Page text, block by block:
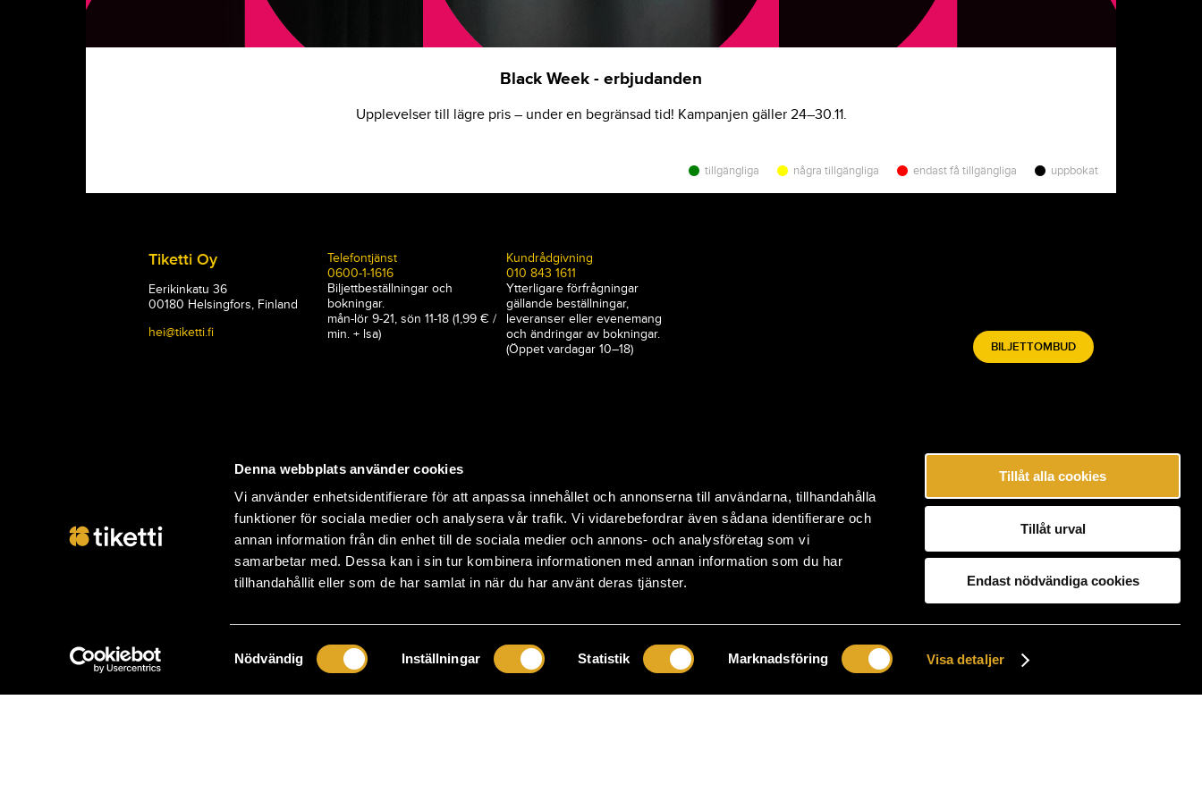
Denna webbplats använder cookies
Vi använder enhetsidentifierare för att anpassa innehållet och annonserna till användarna, tillhandahålla
funktioner för sociala medier och analysera vår trafik. Vi vidarebefordrar även sådana identifierare och
annan information från din enhet till de sociala medier och annons- och analysföretag som vi
samarbetar med. Dessa kan i sin tur kombinera informationen med annan information som du har
tillhandahållit eller som de har samlat in när du har använt deras tjänster.
Samtyckesval
Nödvändig Inställningar Statistik Marknadsföring Visa detaljer
Tillåt alla cookies
Tillåt urval
Endast nödvändiga cookies
Black Week - erbjudanden
Upplevelser till lägre pris – under en begränsad tid! Kampanjen gäller 24–30.11.
tillgängliga några tillgängliga endast få tillgängliga uppbokat
Tiketti Oy
Eerikinkatu 36
00180 Helsingfors, Finland
hei@tiketti.fi
Telefontjänst
0600-1-1616
Biljettbeställningar och
bokningar.
mån-lör 9-21, sön 11-18 (1,99 € /
min. + lsa)
Kundrådgivning
010 843 1611
Ytterligare förfrågningar
gällande beställningar,
leveranser eller evenemang
och ändringar av bokningar.
(Öppet vardagar 10–18)
BILJETTOMBUD